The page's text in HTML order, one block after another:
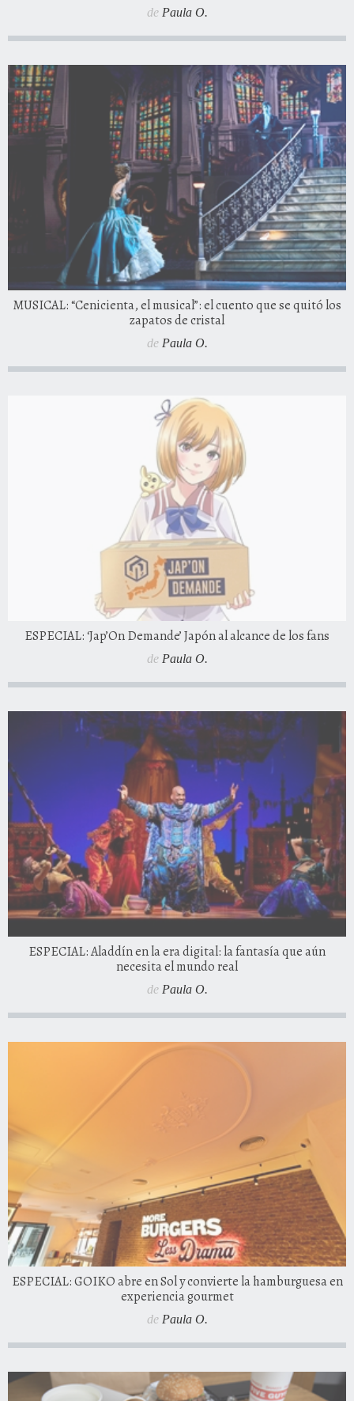
de Paula O.
MUSICAL: “Cenicienta, el musical”: el cuento que se quitó los
zapatos de cristal
de Paula O.
ESPECIAL: ‘Jap’On Demande’ Japón al alcance de los fans
de Paula O.
ESPECIAL: Aladdín en la era digital: la fantasía que aún
necesita el mundo real
de Paula O.
ESPECIAL: GOIKO abre en Sol y convierte la hamburguesa en
experiencia gourmet
de Paula O.